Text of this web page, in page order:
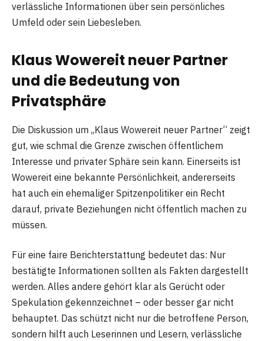
verlässliche Informationen über sein persönliches
Umfeld oder sein Liebesleben.
Klaus Wowereit neuer Partner
und die Bedeutung von
Privatsphäre
Die Diskussion um „Klaus Wowereit neuer Partner“ zeigt
gut, wie schmal die Grenze zwischen öffentlichem
Interesse und privater Sphäre sein kann. Einerseits ist
Wowereit eine bekannte Persönlichkeit, andererseits
hat auch ein ehemaliger Spitzenpolitiker ein Recht
darauf, private Beziehungen nicht öffentlich machen zu
müssen.
Für eine faire Berichterstattung bedeutet das: Nur
bestätigte Informationen sollten als Fakten dargestellt
werden. Alles andere gehört klar als Gerücht oder
Spekulation gekennzeichnet – oder besser gar nicht
behauptet. Das schützt nicht nur die betroffene Person,
sondern hilft auch Leserinnen und Lesern, verlässliche